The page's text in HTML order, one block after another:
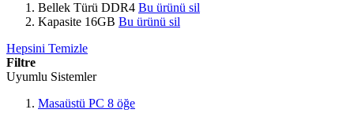
Bellek Türü DDR4 Bu ürünü sil
Kapasite 16GB Bu ürünü sil
Hepsini Temizle
Filtre
Uyumlu Sistemler
Masaüstü PC 8 öğe